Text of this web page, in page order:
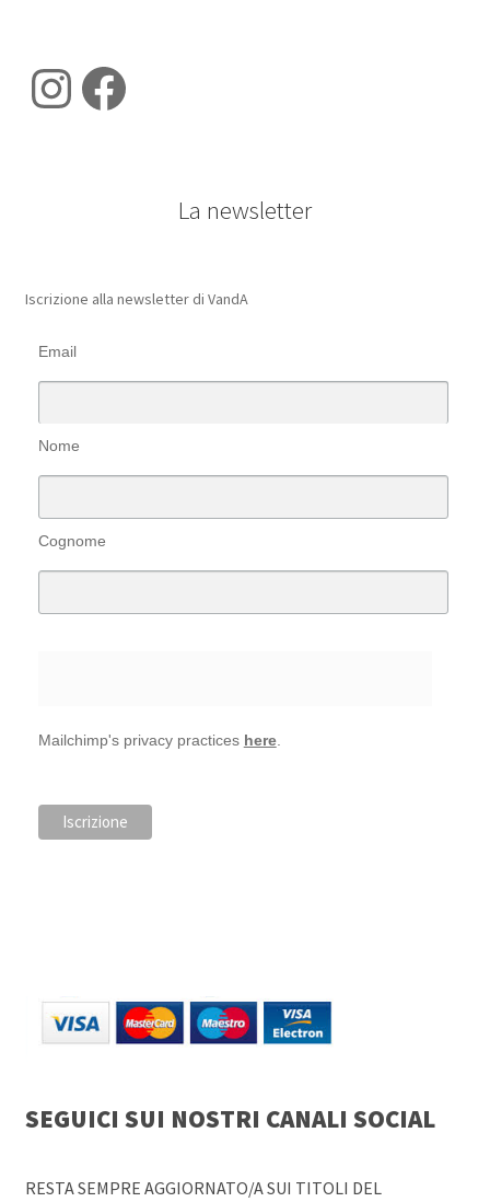
Instagram
Facebook
La newsletter
Iscrizione alla newsletter di VandA
Email
Nome
Cognome
Mailchimp's privacy practices here.
SEGUICI SUI NOSTRI CANALI SOCIAL
RESTA SEMPRE AGGIORNATO/A SUI TITOLI DEL